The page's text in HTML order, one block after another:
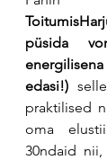
püsida
edasi!)
praktilised
oma
30ndaid